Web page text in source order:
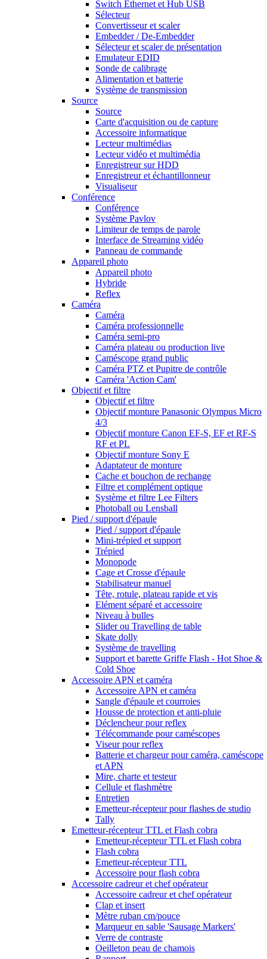
Switch Ethernet et Hub USB
Sélecteur
Convertisseur et scaler
Embedder / De-Embedder
Sélecteur et scaler de présentation
Emulateur EDID
Sonde de calibrage
Alimentation et batterie
Système de transmission
Source
Source
Carte d'acquisition ou de capture
Accessoire informatique
Lecteur multimédias
Lecteur vidéo et multimédia
Enregistreur sur HDD
Enregistreur et échantillonneur
Visualiseur
Conférence
Conférence
Système Pavlov
Limiteur de temps de parole
Interface de Streaming vidéo
Panneau de commande
Appareil photo
Appareil photo
Hybride
Reflex
Caméra
Caméra
Caméra professionnelle
Caméra semi-pro
Caméra plateau ou production live
Caméscope grand public
Caméra PTZ et Pupitre de contrôle
Caméra 'Action Cam'
Objectif et filtre
Objectif et filtre
Objectif monture Panasonic Olympus Micro
4/3
Objectif monture Canon EF-S, EF et RF-S
RF et PL
Objectif monture Sony E
Adaptateur de monture
Cache et bouchon de rechange
Filtre et complément optique
Système et filtre Lee Filters
Photoball ou Lensball
Pied / support d'épaule
Pied / support d'épaule
Mini-trépied et support
Trépied
Monopode
Cage et Crosse d'épaule
Stabilisateur manuel
Tête, rotule, plateau rapide et vis
Elément séparé et accessoire
Niveau à bulles
Slider ou Travelling de table
Skate dolly
Système de travelling
Support et barette Griffe Flash - Hot Shoe &
Cold Shoe
Accessoire APN et caméra
Accessoire APN et caméra
Sangle d'épaule et courroies
Housse de protection et anti-pluie
Déclencheur pour reflex
Télécommande pour caméscopes
Viseur pour reflex
Batterie et chargeur pour caméra, caméscope
et APN
Mire, charte et testeur
Cellule et flashmètre
Entretien
Emetteur-récepteur pour flashes de studio
Tally
Emetteur-récepteur TTL et Flash cobra
Emetteur-récepteur TTL et Flash cobra
Flash cobra
Emetteur-récepteur TTL
Accessoire pour flash cobra
Accessoire cadreur et chef opérateur
Accessoire cadreur et chef opérateur
Clap et insert
Mètre ruban cm/pouce
Marqueur en sable 'Sausage Markers'
Verre de contraste
Oeilleton peau de chamois